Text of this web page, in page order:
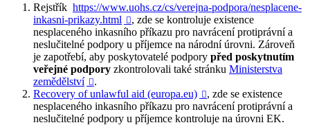
Rejstřík https://www.uohs.cz/cs/verejna-podpora/nesplacene-
inkasni-prikazy.html , zde se kontroluje existence
nesplaceného inkasního příkazu pro navrácení protiprávní a
neslučitelné podpory u příjemce na národní úrovni. Zároveň
je zapotřebí, aby poskytovatelé podpory před poskytnutím
veřejné podpory zkontrolovali také stránku Ministerstva
zemědělství .
Recovery of unlawful aid (europa.eu) , zde se existence
nesplaceného inkasního příkazu pro navrácení protiprávní a
neslučitelné podpory u příjemce kontroluje na úrovni EK.